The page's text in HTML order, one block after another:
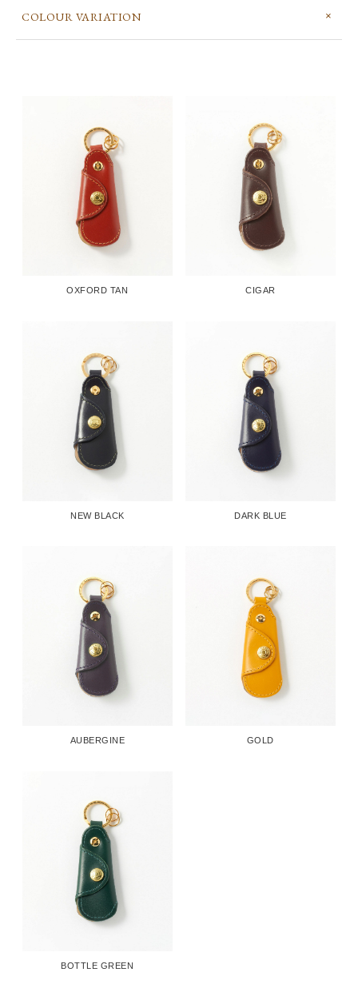
COLOUR VARIATION
OXFORD TAN CIGAR
NEW BLACK DARK BLUE
AUBERGINE GOLD
BOTTLE GREEN